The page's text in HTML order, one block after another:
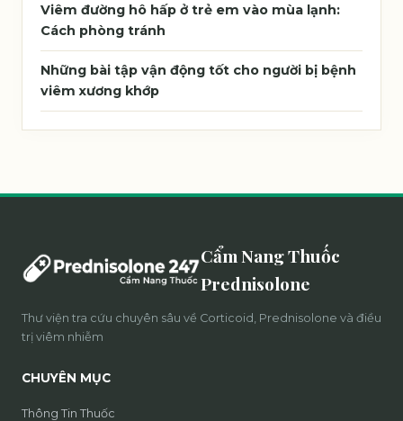
Viêm đường hô hấp ở trẻ em vào mùa lạnh:
Cách phòng tránh
Những bài tập vận động tốt cho người bị bệnh
viêm xương khớp
Cẩm Nang Thuốc
Prednisolone
Thư viện tra cứu chuyên sâu về Corticoid, Prednisolone và điều
trị viêm nhiễm
CHUYÊN MỤC
Thông Tin Thuốc